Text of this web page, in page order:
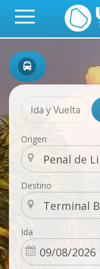
Ida y Vuelta
Origen
Destino
Ida